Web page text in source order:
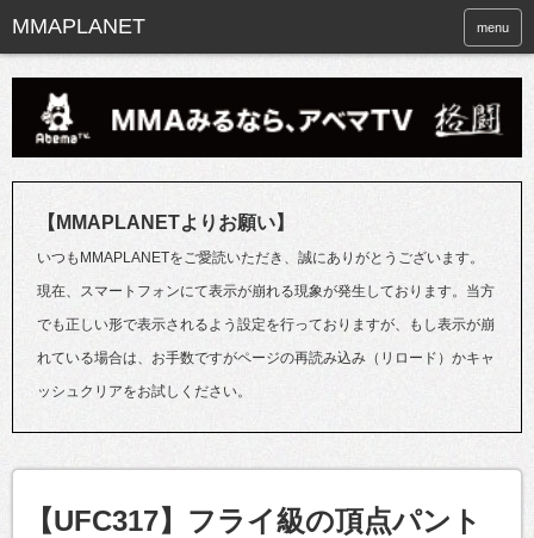
menu
【MMAPLANETよりお願い】
いつもMMAPLANETをご愛読いただき、誠にありがとうございます。
現在、スマートフォンにて表示が崩れる現象が発生しております。当方
でも正しい形で表示されるよう設定を行っておりますが、もし表示が崩
れている場合は、お手数ですがページの再読み込み（リロード）かキャ
ッシュクリアをお試しください。
【UFC317】フライ級の頂点パント